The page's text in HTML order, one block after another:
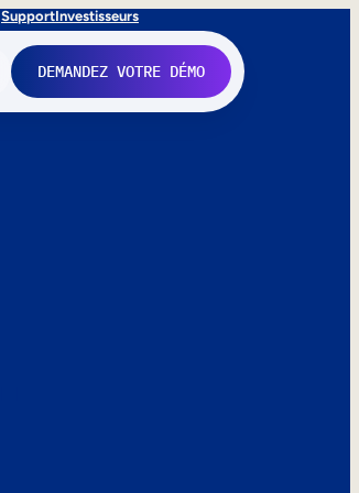
SupportInvestisseurs
DEMANDEZ VOTRE DÉMO